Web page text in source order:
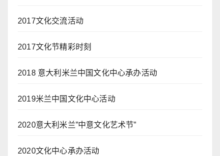
2017文化交流活动
2017文化节精彩时刻
2018 意大利米兰中国文化中心承办活动
2019米兰中国文化中心活动
2020意大利米兰”中意文化艺术节”
2020文化中心承办活动